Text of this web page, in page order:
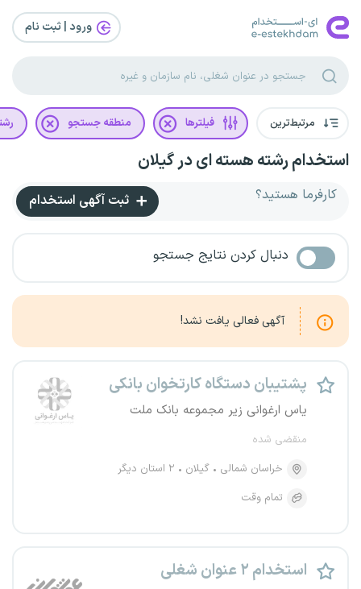
ورود | ثبت‌ نام
مرتبط‌ترین فیلترها منطقه جستجو
استخدام رشته هسته ای در گیلان
کارفرما هستید؟ ثبت آگهی استخدام
دنبال کردن نتایج جستجو
آگهی فعالی یافت نشد!
پشتیبان دستگاه کارتخوان بانکی
یاس ارغوانی زیر مجموعه بانک ملت
منقضی شده
خراسان شمالی
گیلان
۲ استان دیگر
تمام وقت
استخدام ۲ عنوان شغلی